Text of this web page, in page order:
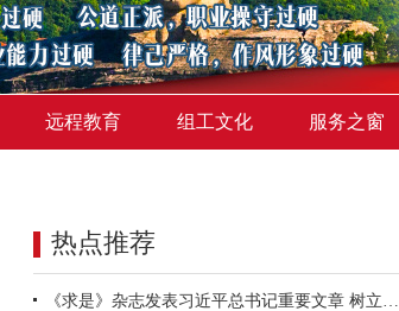
远程教育 组工文化 服务之窗
热点推荐
《求是》杂志发表习近平总书记重要文章 树立和践行正确政绩观